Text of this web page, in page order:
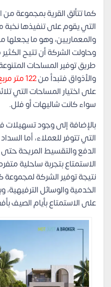
كما تتألق القرية بمجموعة من
التي يقوم على تنفيذها
والمعماريين، وهو ما
وحاولت الشركة أن تتيح
طريق توفير المساحات
والأذواق فتبدأ من122 متر مربع
على اختيار المساحات التي
سواء كانت شاليهات أو فلل.
بالإضافة إلى وجود تسهيلات
التي تتوفر للعملاء، أما
الدفع والتقسيط المريحة حتى
الاستمتاع بتجربة ساحلية
نتيجة توفير الشركة لمجموعة
الخدمية والوسائل
على الاستمتاع بأيام